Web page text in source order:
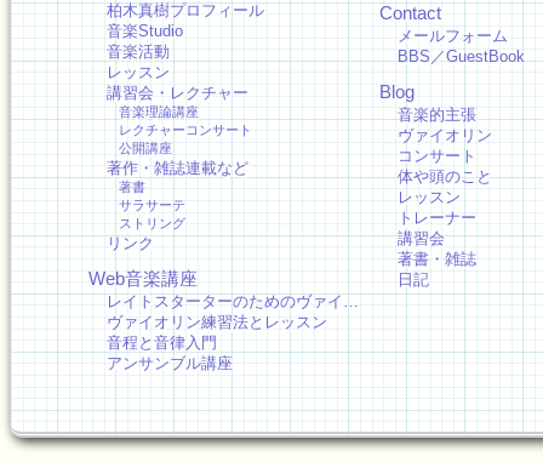
柏木真樹プロフィール
音楽Studio
音楽活動
レッスン
講習会・レクチャー
音楽理論講座
レクチャーコンサート
公開講座
著作・雑誌連載など
著書
サラサーテ
ストリング
リンク
Web音楽講座
レイトスターターのためのヴァイ…
ヴァイオリン練習法とレッスン
音程と音律入門
アンサンブル講座
Contact
メールフォーム
BBS／GuestBook
Blog
音楽的主張
ヴァイオリン
コンサート
体や頭のこと
レッスン
トレーナー
講習会
著書・雑誌
日記